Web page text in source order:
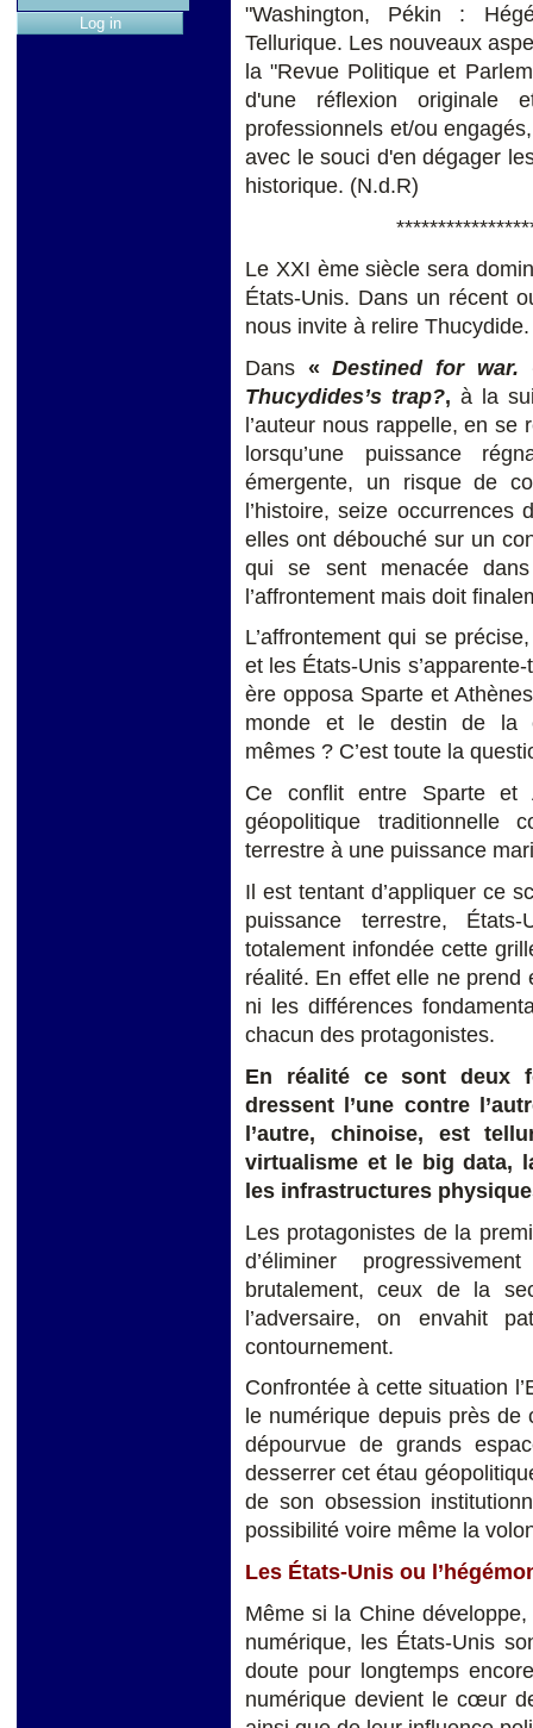
"Washington, Pékin :
Tellurique. Les nouveaux
la "Revue Politique et
d'une réflexion originale
professionnels et/ou
avec le souci d'en dégager
historique. (N.d.R)
Le XXI ème siècle sera
États-Unis. Dans un récent
nous invite à relire Thucydide.
Dans « Destined for war.
Thucydides’s trap?, à la
l’auteur nous rappelle, en
lorsqu’une puissance
émergente, un risque de
l’histoire, seize occurrences
elles ont débouché sur un
qui se sent menacée
l’affrontement mais doit
L’affrontement qui se
et les États-Unis
ère opposa Sparte et
monde et le destin de la
mêmes ? C’est toute la
Ce conflit entre Sparte et
géopolitique traditionnelle
terrestre à une puissance
Il est tentant d’appliquer ce
puissance terrestre,
totalement infondée cette
réalité. En effet elle ne prend
ni les différences
chacun des protagonistes.
En réalité ce sont deux
dressent l’une contre
l’autre, chinoise, est
virtualisme et le big data,
les infrastructures
Les protagonistes de la
d’éliminer
brutalement, ceux de la
l’adversaire, on envahit
contournement.
Confrontée à cette situation
le numérique depuis près de
dépourvue de grands
desserrer cet étau
de son obsession
possibilité voire même la
Les États-Unis ou
Même si la Chine
numérique, les États-Unis
doute pour longtemps
numérique devient le cœur